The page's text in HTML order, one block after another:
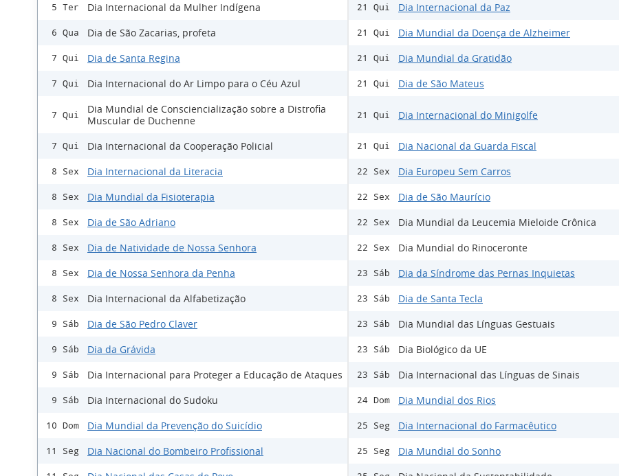
5 Ter Dia Internacional da Mulher Indígena
6 Qua Dia de São Zacarias, profeta
7 Qui Dia de Santa Regina
7 Qui Dia Internacional do Ar Limpo para o Céu Azul
7 Qui
Dia Mundial de Consciencialização sobre a Distrofia
Muscular de Duchenne
7 Qui Dia Internacional da Cooperação Policial
8 Sex Dia Internacional da Literacia
8 Sex Dia Mundial da Fisioterapia
8 Sex Dia de São Adriano
8 Sex Dia de Natividade de Nossa Senhora
8 Sex Dia de Nossa Senhora da Penha
8 Sex Dia Internacional da Alfabetização
9 Sáb Dia de São Pedro Claver
9 Sáb Dia da Grávida
9 Sáb Dia Internacional para Proteger a Educação de Ataques
9 Sáb Dia Internacional do Sudoku
10 Dom Dia Mundial da Prevenção do Suicídio
11 Seg Dia Nacional do Bombeiro Profissional
21 Qui Dia Internacional da Paz
21 Qui Dia Mundial da Doença de Alzheimer
21 Qui Dia Mundial da Gratidão
21 Qui Dia de São Mateus
21 Qui Dia Internacional do Minigolfe
21 Qui Dia Nacional da Guarda Fiscal
22 Sex Dia Europeu Sem Carros
22 Sex Dia de São Maurício
22 Sex Dia Mundial da Leucemia Mieloide Crônica
22 Sex Dia Mundial do Rinoceronte
23 Sáb Dia da Síndrome das Pernas Inquietas
23 Sáb Dia de Santa Tecla
23 Sáb Dia Mundial das Línguas Gestuais
23 Sáb Dia Biológico da UE
23 Sáb Dia Internacional das Línguas de Sinais
24 Dom Dia Mundial dos Rios
25 Seg Dia Internacional do Farmacêutico
25 Seg Dia Mundial do Sonho